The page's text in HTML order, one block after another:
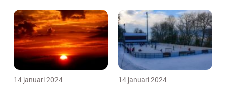
14 januari 2024 14 januari 2024